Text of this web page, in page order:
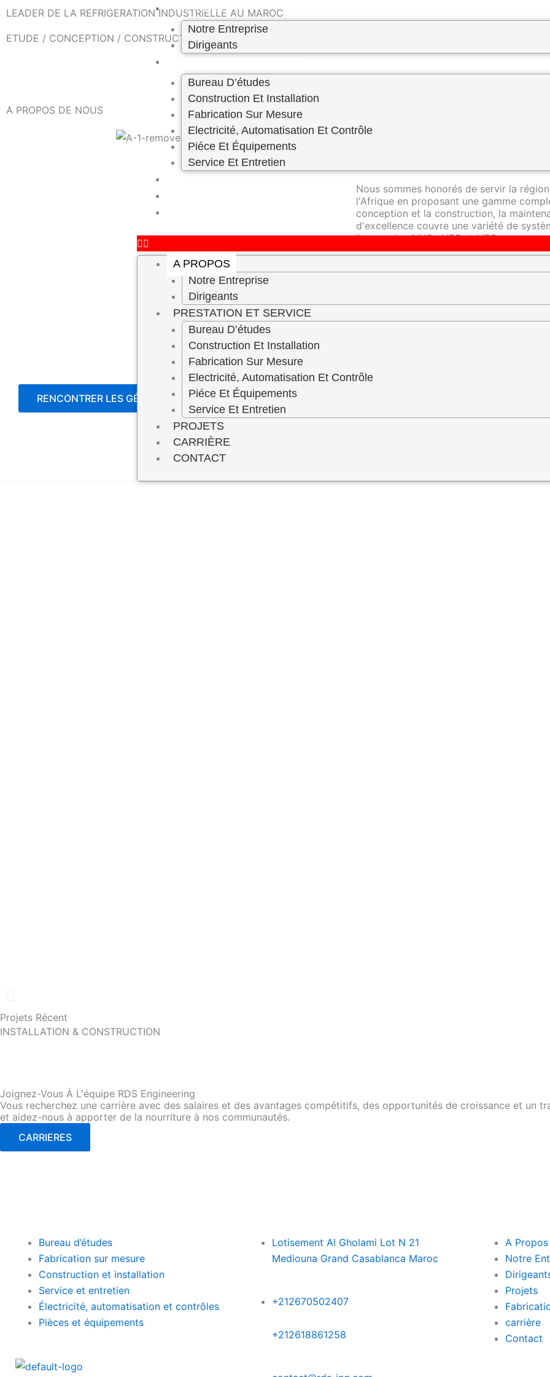
Skip
content
A PROPOS
Notre Entreprise
Dirigeants
Bureau D’études
Construction Et Installation
Fabrication Sur Mesure
Electricité, Automatisation Et Contrôle
Piéce Et Équipements
Service Et Entretien
A PROPOS
Notre Entreprise
Dirigeants
PRESTATION ET SERVICE
Bureau D’études
Construction Et Installation
Fabrication Sur Mesure
Electricité, Automatisation Et Contrôle
Piéce Et Équipements
Service Et Entretien
PROJETS
CARRIÈRE
CONTACT
LEADER DE LA REFRIGERATION INDUSTRIELLE AU MAROC ​
ETUDE / CONCEPTION / CONSTRUCTION – ENTRETIEN PREVENTIF–FABRICATION SUR MESURE
A PROPOS DE NOUS
RDS Engineering se distingue en tant
Nous sommes honorés de servir la
l'Afrique en proposant une gamme
conception et la construction, la
d'excellence couvre une variété de
l'ammoniac NH3 , HFC et HFO.
RENCONTRER LES GÉRANTS
Projets Récent
INSTALLATION & CONSTRUCTION
Joignez-Vous À L'équipe RDS Engineering
Vous recherchez une carrière avec des salaires et des avantages compétitifs, des opportunités de croissance et un
et aidez-nous à apporter de la nourriture à nos communautés.
CARRIERES
Bureau d’études
Fabrication sur mesure
Construction et installation
Service et entretien
Électricité, automatisation et contrôles
Pièces et équipements
Lotisement Al Gholami Lot N 21
Mediouna Grand Casablanca Maroc
+212670502407
+212618861258
A Propos
Notre
Projets
carrière
Contact